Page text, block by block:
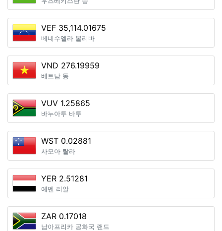
VEF 35,114.01675
베네수엘라 볼리바
VND 276.19959
베트남 동
VUV 1.25865
바누아투 바투
WST 0.02881
사모아 탈라
YER 2.51281
예멘 리알
ZAR 0.17018
남아프리카 공화국 랜드